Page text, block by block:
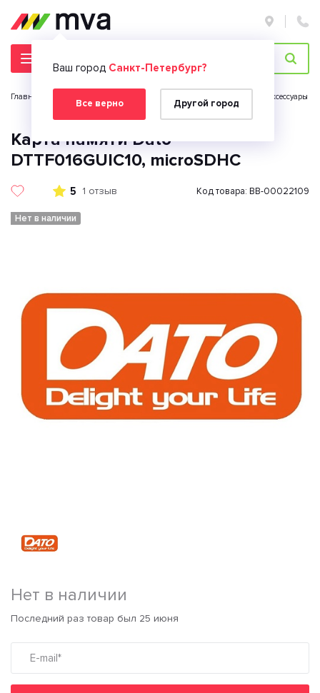
Ваш город Санкт-Петербург?
Все верно Другой город
Главная страница Компьютерные аксессуары
Карта памяти Dato
DTTF016GUIC10, microSDHC
5 1 отзыв Код товара: BB-00022109
Нет в наличии
Нет в наличии
Последний раз товар был 25 июня